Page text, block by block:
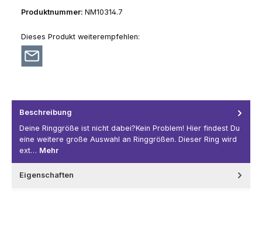
Produktnummer: NM10314.7
Dieses Produkt weiterempfehlen:
Beschreibung
Deine Ringgröße ist nicht dabei?Kein Problem! Hier findest Du
eine weitere große Auswahl an Ringgrößen. Dieser Ring wird
ext… Mehr
Eigenschaften